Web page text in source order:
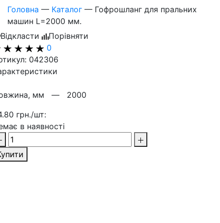
Головна — Каталог — Гофрошланг для пральних
машин L=2000 мм.
Відкласти
Порівняти
0
042306
мм — 2000
грн./шт:
в наявності